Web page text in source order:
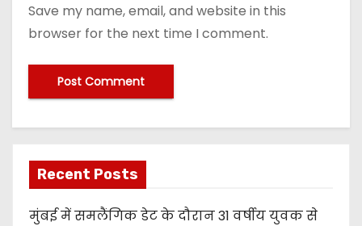
Save my name, email, and website in this
browser for the next time I comment.
Recent Posts
मुंबई में समलैंगिक डेट के दौरान 31 वर्षीय युवक से